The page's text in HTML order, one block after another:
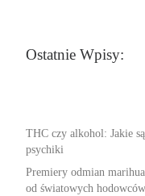
Ostatnie Wpisy:
THC czy alkohol: Jakie
psychiki
Premiery odmian
od światowych hodowców